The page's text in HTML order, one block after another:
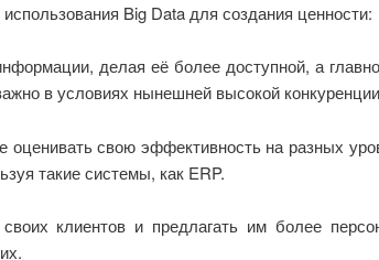
Big Data для создания ценности:
делая её более доступной, а
в условиях нынешней высокой
свою эффективность на разных
такие системы, как ERP.
клиентов и предлагать им более